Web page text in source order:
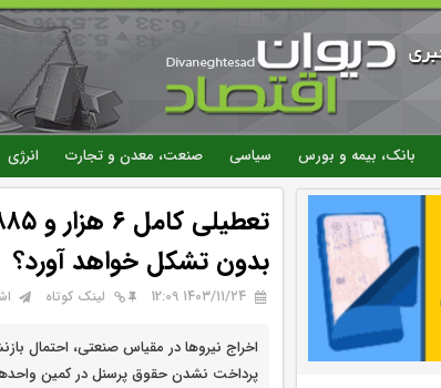
بانک، بیمه و بورس سیاسی صنعت، معدن و تجارت انرژی
بدون تشکل خواهد آورد؟
۱۴۰۳/۱۱/۲۴ 12:09 لینک کوتاه
اخراج نیرو‌ها در مقیاس صنعتی، احتمال
پرداخت نشدن حقوق پرسنل در کمین